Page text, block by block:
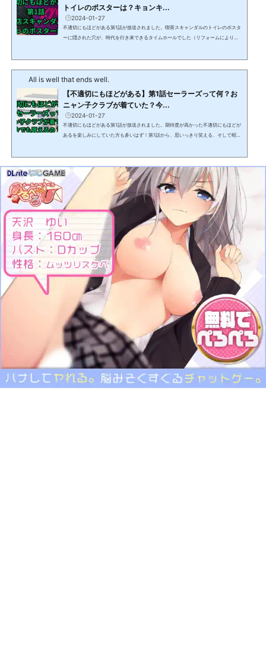
トイレのポスターは？キョンキ...
2024-01-27
不適切にもほどがある第1話が放送されました。喫茶スキャンダルのトイレのポスタ
ーに隠された穴が、時代を行き来できるタイムホールでした（リフォームにより使
て解説します。 【不適切にもほどがある】第1話喫茶スキャンダルのトイレのポス
All is well that ends well.
【不適切にもほどがある】第1話セーラーズって何？お
ニャン子クラブが着ていた？今...
2024-01-27
不適切にもほどがある第1話が放送されました。期待度が高かった不適切にもほどが
あるを楽しみにしていた方も多いはず！第1話から、思いっきり笑える、そして昭和
には錦糸町で買った偽物）したセーラーズについて、また、当時、セーラーズを着
用していたおニャン子クラブの映像を見る方法についても解説します。 【不適切に
もほどがある】第1話セーラーズって何？セーラ...